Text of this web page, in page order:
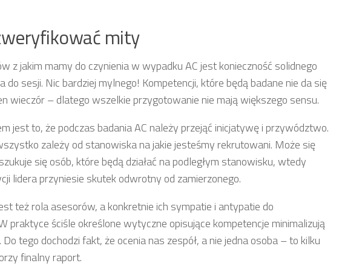
mity
z jakim mamy do czynienia w wypadku AC jest konieczność solidnego
do sesji. Nic bardziej mylnego! Kompetencji, które będą badane nie da się
wieczór – dlatego wszelkie przygotowanie nie mają większego sensu.
jest to, że podczas badania AC należy przejąć inicjatywę i przywództwo.
zależy od stanowiska na jakie jesteśmy rekrutowani. Może się
się osób, które będą działać na podległym stanowisku, wtedy
lidera przyniesie skutek odwrotny od zamierzonego.
też rola asesorów, a konkretnie ich sympatie i antypatie do
praktyce ściśle określone wytyczne opisujące kompetencje minimalizują
Do tego dochodzi fakt, że ocenia nas zespół, a nie jedna osoba – to kilku
finalny raport.